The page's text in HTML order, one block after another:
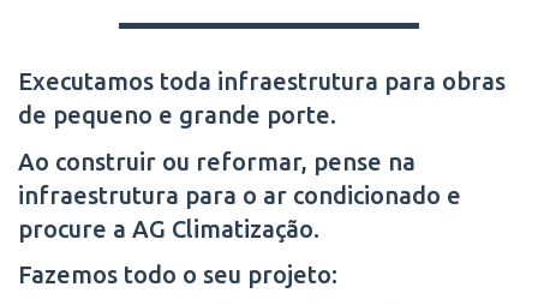
Executamos toda infraestrutura para obras
de pequeno e grande porte.
Ao construir ou reformar, pense na
infraestrutura para o ar condicionado e
procure a AG Climatização.
Fazemos todo o seu projeto: